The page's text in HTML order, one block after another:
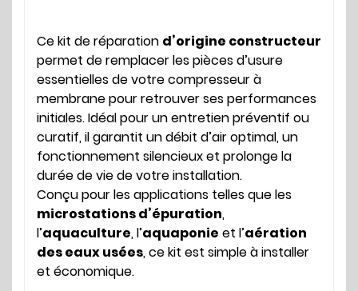
Ce kit de réparation d’origine constructeur
permet de remplacer les pièces d’usure
essentielles de votre compresseur à
membrane pour retrouver ses performances
initiales. Idéal pour un entretien préventif ou
curatif, il garantit un débit d’air optimal, un
fonctionnement silencieux et prolonge la
durée de vie de votre installation.
Conçu pour les applications telles que les
microstations d’épuration,
l’aquaculture, l’aquaponie et l’aération
des eaux usées, ce kit est simple à installer
et économique.